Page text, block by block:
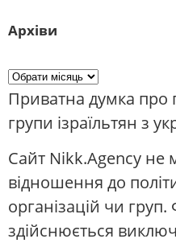
Архіви
Приватна думка про
групи ізраїльтян з
Сайт Nikk.Agency не
відношення до
організацій чи
здійснюється